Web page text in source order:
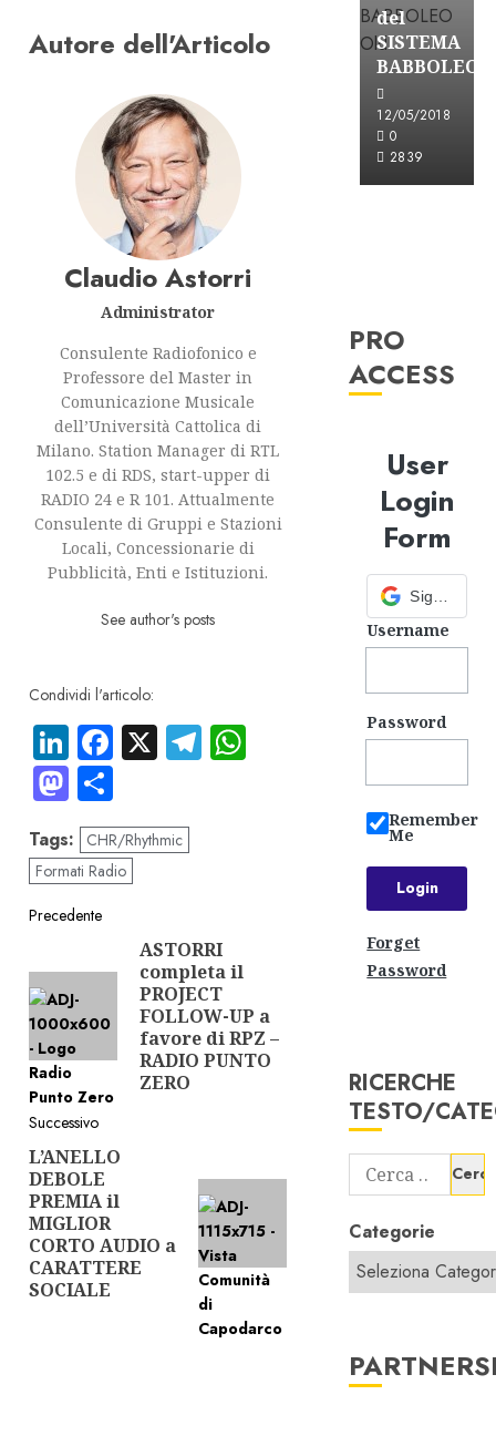
Autore dell'Articolo
Claudio Astorri
Administrator
Consulente Radiofonico e
Professore del Master in
Comunicazione Musicale
dell’Università Cattolica di
Milano. Station Manager di RTL
102.5 e di RDS, start-upper di
RADIO 24 e R 101. Attualmente
Consulente di Gruppi e Stazioni
Locali, Concessionarie di
Pubblicità, Enti e Istituzioni.
See author's posts
Condividi l'articolo:
LinkedIn
Facebook
X TelegramWhatsApp
Mastodon
Tags:
CHR/Rhythmic
Formati Radio
Navigazione
articolo
Precedente
precedente:
ASTORRI
completa il
PROJECT
FOLLOW-UP a
favore di RPZ –
RADIO PUNTO
ZERO
Successivo
Articolo
successivo:
L’ANELLO
DEBOLE
PREMIA il
MIGLIOR
CORTO AUDIO a
CARATTERE
SOCIALE
del
SISTEMA
BABBOLEO
12/05/2018
0
2839
PRO
ACCESS
User
Login
Form
Username
Password
Remember
Me
Forget
Password
RICERCHE
TESTO/
Ricerca
per:
Categorie